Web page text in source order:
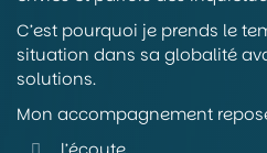
C’est pourquoi je prends le
situation dans sa globalité
solutions.
Mon accompagnement